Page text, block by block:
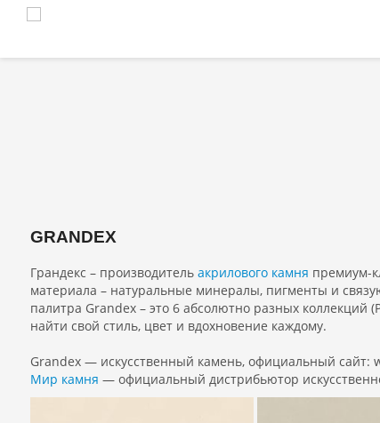
GRANDEX
Грандекс – производитель акрилового камня премиум-
материала – натуральные минералы, пигменты и
палитра Grandex – это 6 абсолютно разных коллекций
найти свой стиль, цвет и вдохновение каждому.
Grandex — искусственный камень, официальный сайт:
Мир камня — официальный дистрибьютор